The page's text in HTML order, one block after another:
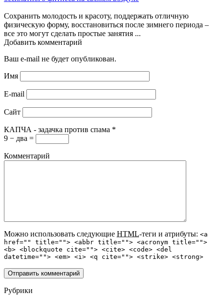
Сохранить молодость и красоту, поддержать отличную
физическую форму, восстановиться после зимнего периода –
все это могут сделать простые занятия ...
Добавить комментарий
Ваш e-mail не будет опубликован.
Имя
E-mail
Сайт
КАПЧА - задачка против спама *
9 − два =
Комментарий
Можно использовать следующие HTML-теги и атрибуты: <a
href="" title=""> <abbr title=""> <acronym title="">
<b> <blockquote cite=""> <cite> <code> <del
datetime=""> <em> <i> <q cite=""> <strike> <strong>
Рубрики